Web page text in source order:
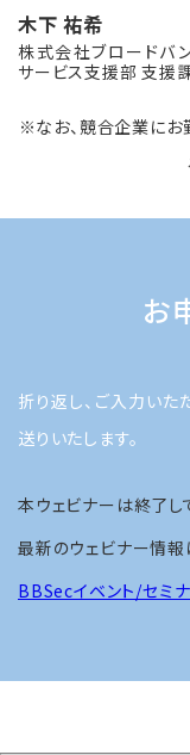
木下 祐希
株式会社ブロードバ
サービス支援部 支援
※なお、競合企業にお
お
折り返し、ご入力い
送りいたします。
本ウェビナーは終了し
最新のウェビナー情報
BBSecイベント/セミ